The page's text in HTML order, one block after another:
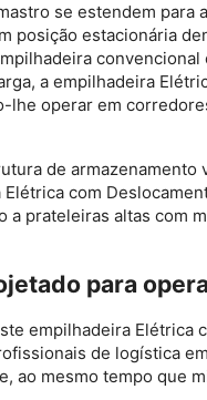
se estendem para
posição estacionária
a empilhadeira
operar em
de
com
a prateleiras altas com
para
empilhadeira Elétrica
de logística
ao mesmo tempo que